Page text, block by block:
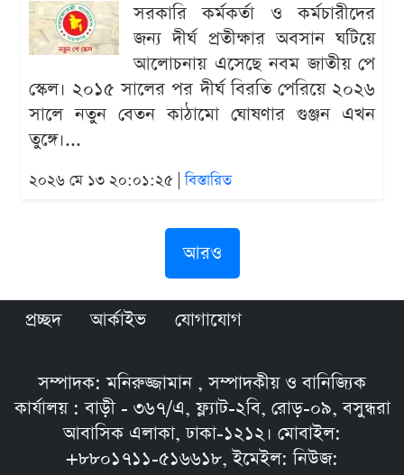
সরকারি কর্মকর্তা ও কর্মচারীদের
জন্য দীর্ঘ প্রতীক্ষার অবসান ঘটিয়ে
আলোচনায় এসেছে নবম জাতীয় পে
স্কেল। ২০১৫ সালের পর দীর্ঘ বিরতি পেরিয়ে ২০২৬
সালে নতুন বেতন কাঠামো ঘোষণার গুঞ্জন এখন
তুঙ্গে।...
২০২৬ মে ১৩ ২০:০১:২৫ |বিস্তারিত
আরও
প্রচ্ছদ আর্কাইভ যোগাযোগ
সম্পাদক: মনিরুজ্জামান , সম্পাদকীয় ও বানিজ্যিক
কার্যালয় : বাড়ী - ৩৬৭/এ, ফ্ল্যাট-২বি, রোড়-০৯, বসুন্ধরা
আবাসিক এলাকা, ঢাকা-১২১২। মোবাইল:
+৮৮০১৭১১-৫১৬৬১৮, ইমেইল: নিউজ: